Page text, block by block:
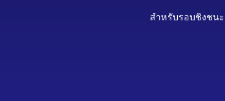
สำหรับรอบชิงชนะ